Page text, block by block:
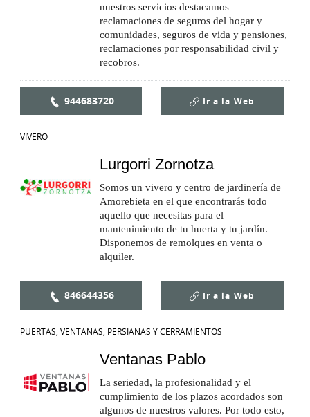
nuestros servicios destacamos
reclamaciones de seguros del hogar y
comunidades, seguros de vida y pensiones,
reclamaciones por responsabilidad civil y
recobros.
944683720 Ir a la Web
VIVERO
Lurgorri Zornotza
Somos un vivero y centro de jardinería de
Amorebieta en el que encontrarás todo
aquello que necesitas para el
mantenimiento de tu huerta y tu jardín.
Disponemos de remolques en venta o
alquiler.
846644356 Ir a la Web
PUERTAS, VENTANAS, PERSIANAS Y CERRAMIENTOS
Ventanas Pablo
La seriedad, la profesionalidad y el
cumplimiento de los plazos acordados son
algunos de nuestros valores. Por todo esto,